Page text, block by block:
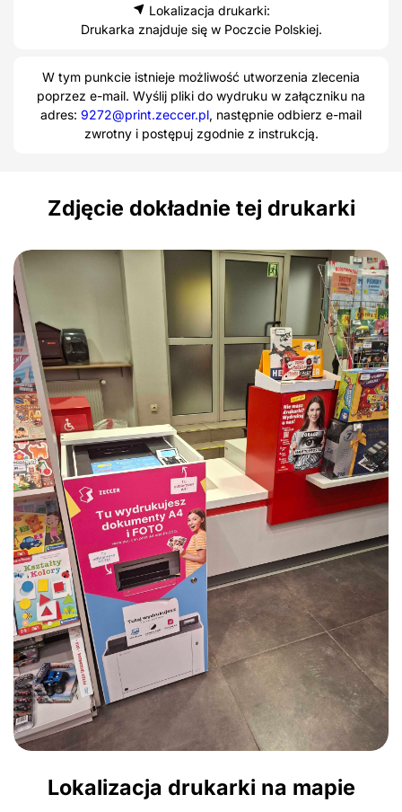
Lokalizacja drukarki:
Drukarka znajduje się w Poczcie Polskiej.
W tym punkcie istnieje możliwość utworzenia zlecenia
poprzez e-mail. Wyślij pliki do wydruku w załączniku na
adres: 9272@print.zeccer.pl, następnie odbierz e-mail
zwrotny i postępuj zgodnie z instrukcją.
Zdjęcie dokładnie tej drukarki
Lokalizacja drukarki na mapie